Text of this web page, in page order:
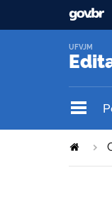
UFVJM